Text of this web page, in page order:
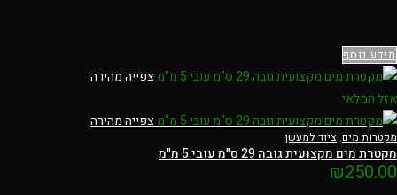
מידע נוסף
צפייה מהירה
אזל המלאי
צפייה מהירה
מקטרות מים, ציוד למעשן
מקטרת מים מקצועית גובה 29 ס"מ עובי 5 מ"מ
₪250.00